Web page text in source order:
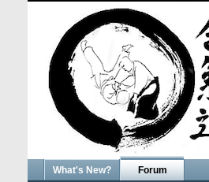
What's New? Forum